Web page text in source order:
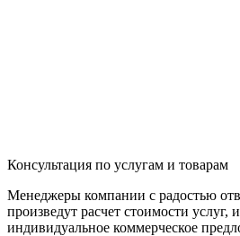
Консультация по услугам и товарам
Менеджеры компании с радостью
произведут расчет стоимости услуг,
индивидуальное коммерческое